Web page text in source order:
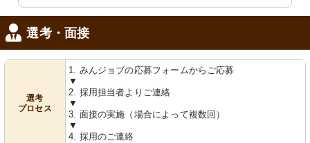
選考・面接
選考
プロセス
1. みんジョブの応募フォームからご応募
▼
2. 採用担当者よりご連絡
▼
3. 面接の実施（場合によって複数回）
▼
4. 採用のご連絡